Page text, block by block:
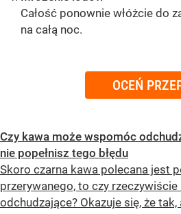
Całość ponownie włóżcie do
na całą noc.
OCEŃ
Czy kawa może wspomóc
nie popełnisz tego błędu
Skoro czarna kawa polecana jest
przerywanego, to czy
odchudzające? Okazuje się, że